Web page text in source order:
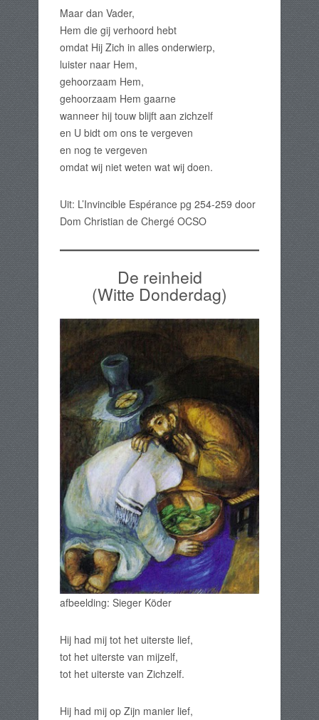
Maar dan Vader,
Hem die gij verhoord hebt
omdat Hij Zich in alles onderwierp,
luister naar Hem,
gehoorzaam Hem,
gehoorzaam Hem gaarne
wanneer hij touw blijft aan zichzelf
en U bidt om ons te vergeven
en nog te vergeven
omdat wij niet weten wat wij doen.
Uit: L’Invincible Espérance pg 254-259 door
Dom Christian de Chergé OCSO
De reinheid
(Witte Donderdag)
afbeelding: Sieger Köder
Hij had mij tot het uiterste lief,
tot het uiterste van mijzelf,
tot het uiterste van Zichzelf.
Hij had mij op Zijn manier lief,